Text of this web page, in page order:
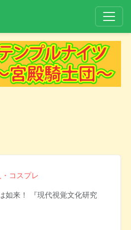
コスプレ
如来！ 『現代視覚文化研究